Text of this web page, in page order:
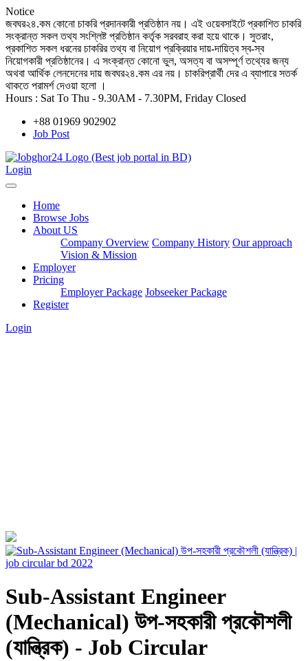
Notice
জবঘর২৪.কম কোনো চাকরি প্রদানকারী প্রতিষ্ঠান নয়। এই ওয়েবসাইটে প্রকাশিত চাকরি
সংক্রান্ত সকল তথ্য সংশ্লিষ্ট প্রতিষ্ঠান কর্তৃক সরবরাহ করা হয়ে থাকে। সুতরাং,
প্রকাশিত সকল ধরনের চাকরির তথ্য বা নিয়োগ প্রক্রিয়ার দায়-দায়িত্ব স্ব-স্ব
নিয়োগকারী প্রতিষ্ঠানের। এ সংক্রান্ত কোনো ভুল, অসত্য বা অসম্পূর্ণ তথ্যের জন্য
অথবা আর্থিক লেনদেনের দায় জবঘর২৪.কম এর নয়। চাকরিপ্রার্থী দের এ ব্যাপারে সতর্ক
থাকতে পরামর্শ দেওয়া হলো ।
Hours : Sat To Thu - 9.30AM - 7.30PM, Friday Closed
+88 01969 902902
Job Post
Login
Home
Browse Jobs
About US
Company Overview Company History Our approach
Vision & Mission
Employer
Pricing
Employer Package Jobseeker Package
Register
Login
Sub-Assistant Engineer
(Mechanical) উপ-সহকারী প্রকৌশলী
(যান্ত্রিক) - Job Circular